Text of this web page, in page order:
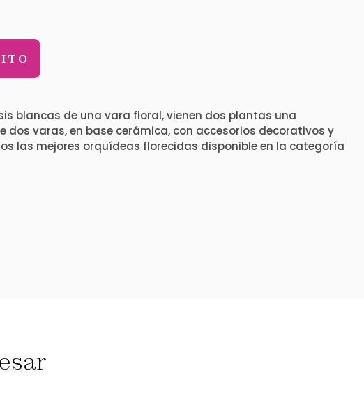
blancas de una vara floral, vienen dos plantas una
dos varas, en base cerámica, con accesorios decorativos y
las mejores orquídeas florecidas disponible en la categoría